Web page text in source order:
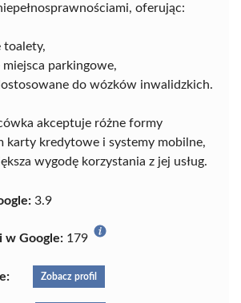
oferując:
toalety,
parkingowe,
do wózków inwalidzkich.
akceptuje różne formy
karty kredytowe i systemy mobilne,
wygodę korzystania z jej usług.
3.9
w Google: 179
Zobacz profil